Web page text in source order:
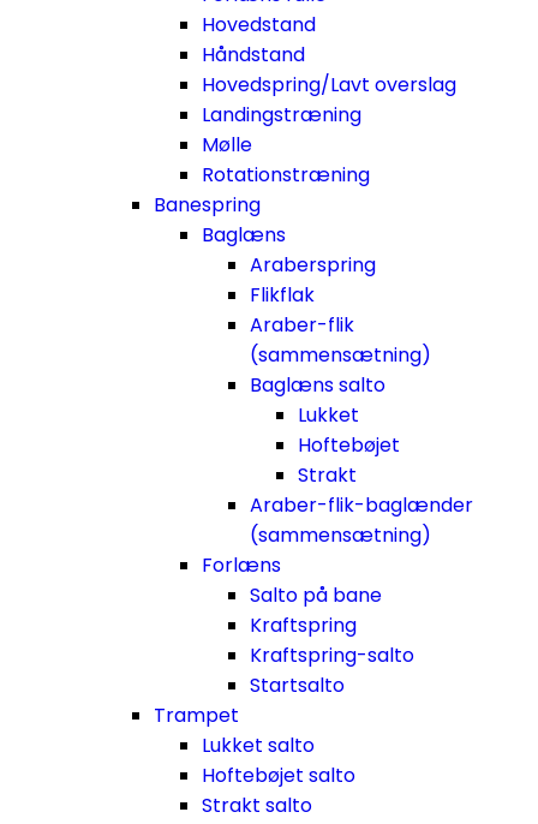
Hovedstand
Håndstand
Hovedspring/Lavt overslag
Landingstræning
Mølle
Rotationstræning
Banespring
Baglæns
Araberspring
Flikflak
Araber-flik
(sammensætning)
Baglæns salto
Lukket
Hoftebøjet
Strakt
Araber-flik-baglænder
(sammensætning)
Forlæns
Salto på bane
Kraftspring
Kraftspring-salto
Startsalto
Trampet
Lukket salto
Hoftebøjet salto
Strakt salto